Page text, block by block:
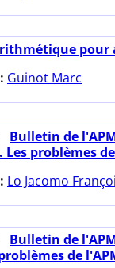
pour
Guinot Marc
Bulletin de
Les problèmes
Lo Jacomo
Bulletin de
de